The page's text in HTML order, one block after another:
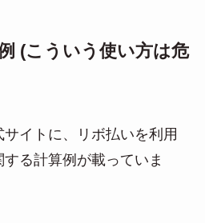
(こういう使い方は危
イトに、リボ払いを利用
る計算例が載っていま